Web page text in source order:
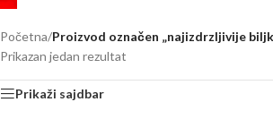
Početna/Proizvod označen „najizdrzljivije
Prikazan jedan rezultat
Prikaži sajdbar